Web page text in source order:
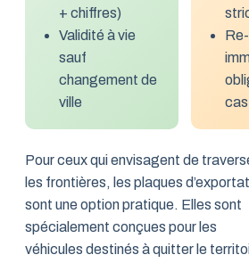
+ chiffres)
Validité à vie
sauf
changement de
ville
Re-
cas
Pour ceux qui envisagent de
les frontières, les plaques
sont une option pratique. Elles sont
spécialement conçues pour les
véhicules destinés à quitter le